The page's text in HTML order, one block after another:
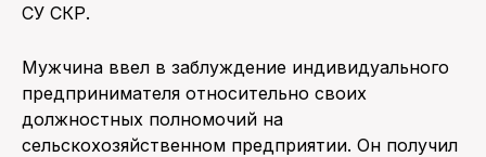
СУ СКР.
Мужчина ввел в заблуждение индивидуального
предпринимателя относительно своих
должностных полномочий на
сельскохозяйственном предприятии. Он получил